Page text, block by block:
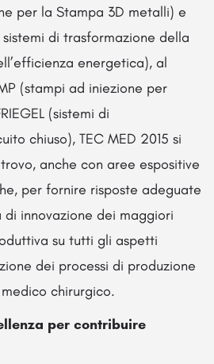
per la Stampa 3D metalli) e
sistemi di trasformazione della
energetica), al
(stampi ad iniezione per
(sistemi di
chiuso), TEC MED 2015 si
anche con aree espositive
per fornire risposte adeguate
innovazione dei maggiori
su tutti gli aspetti
dei processi di produzione
chirurgico.
per contribuire